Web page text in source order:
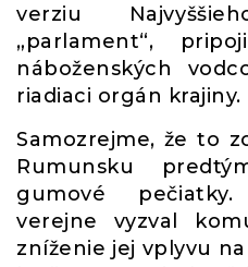
verziu
„parlament“,
náboženských
riadiaci orgán krajiny.
Samozrejme, že to
Rumunsku
gumové
verejne vyzval
zníženie jej vplyvu